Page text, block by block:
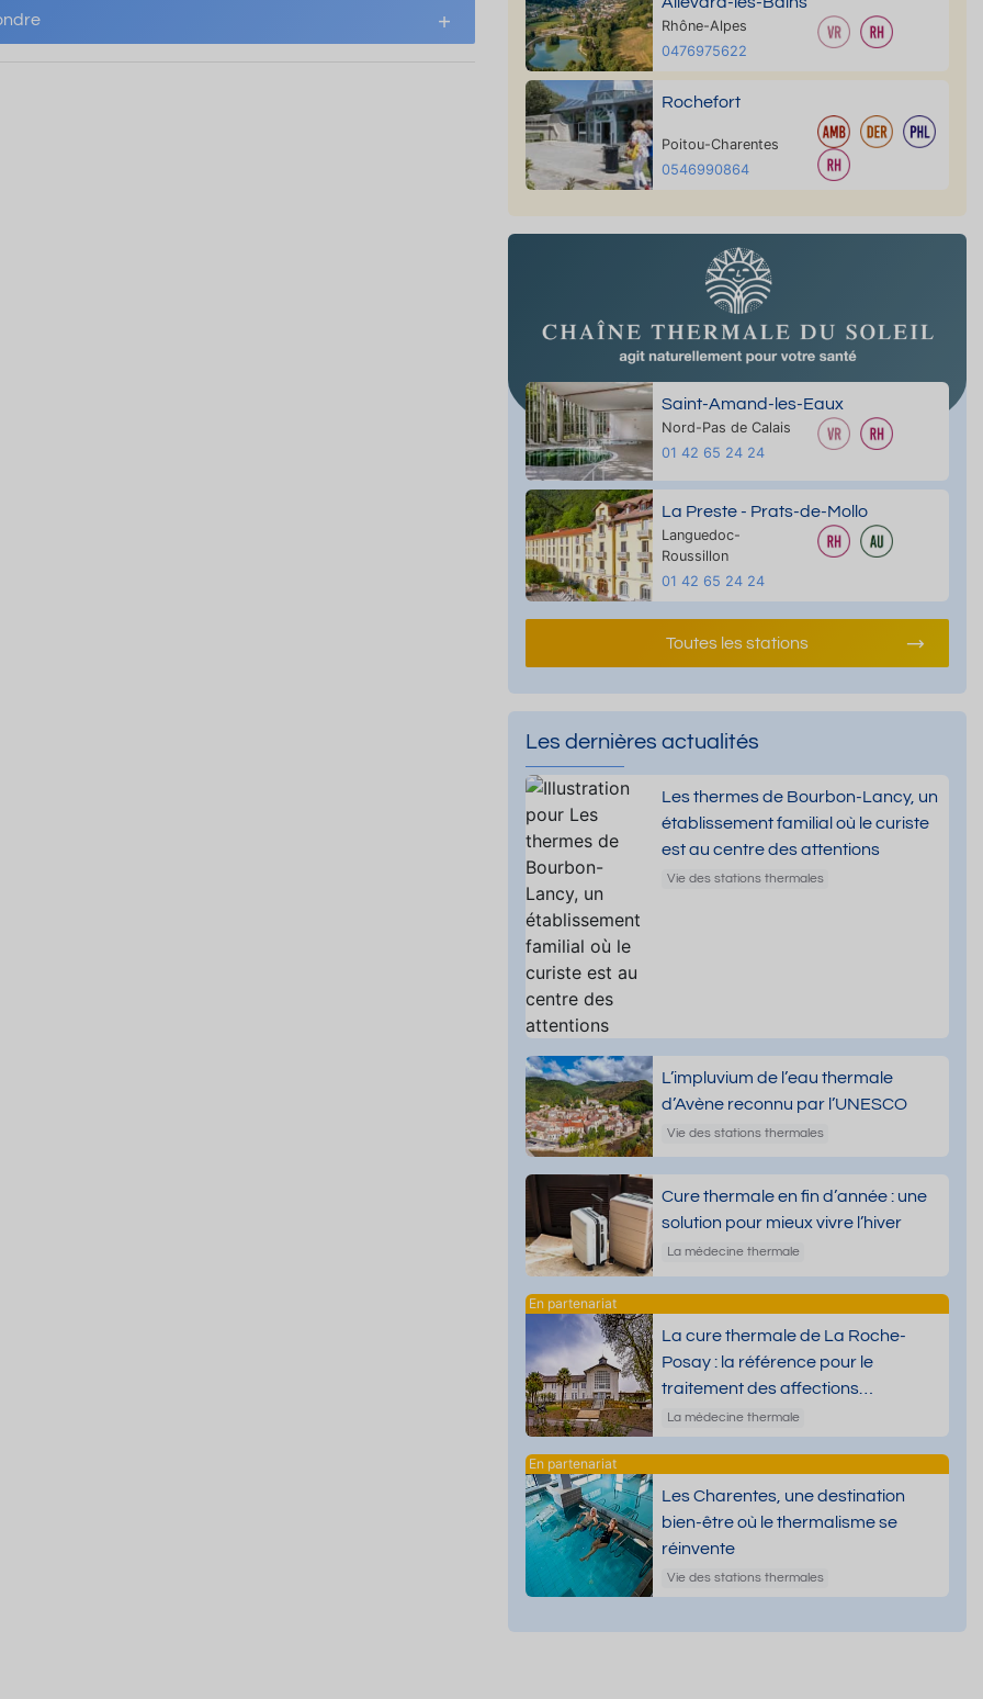
Rhône-Alpes
0476975622
Rochefort
Poitou-Charentes
0546990864
Saint-Amand-les-Eaux
Nord-Pas de Calais
01 42 65 24 24
La Preste - Prats-de-Mollo
Languedoc-
Roussillon
01 42 65 24 24
Toutes les stations
Les dernières actualités
Les thermes de Bourbon-Lancy, un
établissement familial où le curiste
est au centre des attentions
Vie des stations thermales
L’impluvium de l’eau thermale
d’Avène reconnu par l’UNESCO
Vie des stations thermales
Cure thermale en fin d’année : une
solution pour mieux vivre l’hiver
La médecine thermale
La cure thermale de La Roche-
Posay : la référence pour le
traitement des affections
dermatologiques
La médecine thermale
Les Charentes, une destination
bien-être où le thermalisme se
réinvente
Vie des stations thermales